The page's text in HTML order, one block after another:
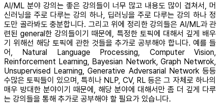
AI/ML 분야 강의는 좋은 강의들이 너무 많고 내용도 많이 겹쳐서, 머
신러닝을 주로 다루는 강의 하나, 딥러닝을 주로 다루는 강의 하나 정
도만 골라봐도 충분합니다. 그리고 위에 정리한 강의들은 AI/ML과 관
련된 general한 강의들이기 때문에, 특정한 토픽에 대해서 깊게 배우
기 위해선 해당 토픽에 관한 것들을 추가로 공부해야 합니다. 예를 들
어, Natural Language Processing, Computer Vision,
Reinforcement Learning, Bayesian Network, Graph Netwrok,
Unsupervised Learning, Generative Adversarial Network 등등
수많은 토픽들이 있으며, 특히나 NLP, CV, RL 등은 그 자체로 하나의
매우 방대한 분야이기 때문에, 해당 분야에 대해서만 좀 더 깊게 다루
는 강의들을 통해 추가로 공부해야 할 필요가 있습니다.